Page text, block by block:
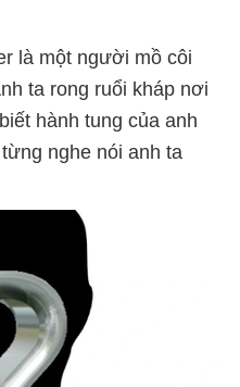
là một người mồ côi
ta rong ruổi kháp nơi
hành tung của anh
nghe nói anh ta